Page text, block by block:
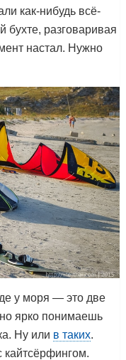
как-нибудь всё-
бухте, разговаривая
настал. Нужно
у моря — это две
ярко понимаешь
Ну или в таких.
кайтсёрфингом.